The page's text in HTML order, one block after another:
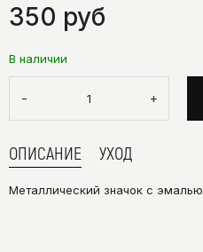
350 руб
В наличии
- +
ОПИСАНИЕ
Металлический значок с эмалью
УХОД